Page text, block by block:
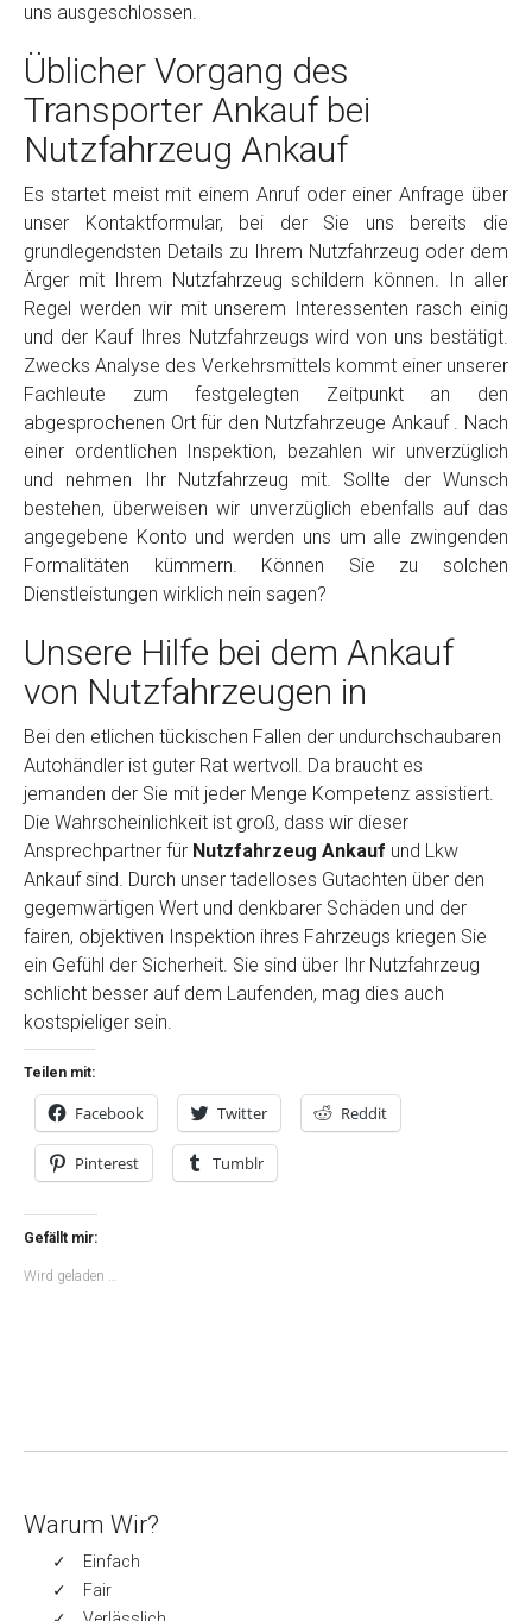
uns ausgeschlossen.
Üblicher Vorgang des
Transporter Ankauf bei
Nutzfahrzeug Ankauf
Es startet meist mit einem Anruf oder einer Anfrage über
unser Kontaktformular, bei der Sie uns bereits die
grundlegendsten Details zu Ihrem Nutzfahrzeug oder dem
Ärger mit Ihrem Nutzfahrzeug schildern können. In aller
Regel werden wir mit unserem Interessenten rasch einig
und der Kauf Ihres Nutzfahrzeugs wird von uns bestätigt.
Zwecks Analyse des Verkehrsmittels kommt einer unserer
Fachleute zum festgelegten Zeitpunkt an den
abgesprochenen Ort für den Nutzfahrzeuge Ankauf . Nach
einer ordentlichen Inspektion, bezahlen wir unverzüglich
und nehmen Ihr Nutzfahrzeug mit. Sollte der Wunsch
bestehen, überweisen wir unverzüglich ebenfalls auf das
angegebene Konto und werden uns um alle zwingenden
Formalitäten kümmern. Können Sie zu solchen
Dienstleistungen wirklich nein sagen?
Unsere Hilfe bei dem Ankauf
von Nutzfahrzeugen in
Bei den etlichen tückischen Fallen der undurchschaubaren
Autohändler ist guter Rat wertvoll. Da braucht es
jemanden der Sie mit jeder Menge Kompetenz assistiert.
Die Wahrscheinlichkeit ist groß, dass wir dieser
Ansprechpartner für Nutzfahrzeug Ankauf und Lkw
Ankauf sind. Durch unser tadelloses Gutachten über den
gegemwärtigen Wert und denkbarer Schäden und der
fairen, objektiven Inspektion ihres Fahrzeugs kriegen Sie
ein Gefühl der Sicherheit. Sie sind über Ihr Nutzfahrzeug
schlicht besser auf dem Laufenden, mag dies auch
kostspieliger sein.
Teilen mit:
Facebook Twitter Reddit
Pinterest Tumblr
Gefällt mir:
Wird geladen …
Warum Wir?
Einfach
Fair